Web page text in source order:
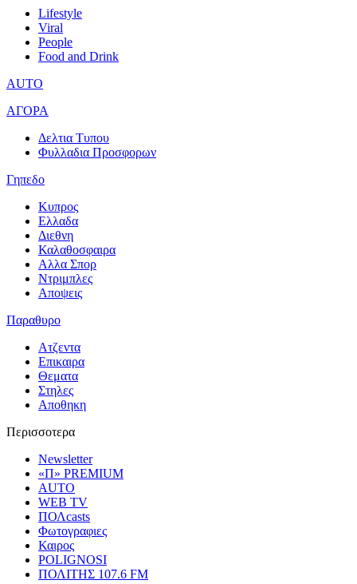
Lifestyle
Viral
People
Food and Drink
AUTO
ΑΓΟΡΑ
Δελτια Τυπου
Φυλλαδια Προσφορων
Γηπεδο
Κυπρος
Ελλαδα
Διεθνη
Καλαθοσφαιρα
Αλλα Σπορ
Ντριμπλες
Αποψεις
Παραθυρο
Ατζεντα
Επικαιρα
Θεματα
Στηλες
Αποθηκη
Περισσοτερα
Newsletter
«Π» PREMIUM
AUTO
WEB TV
ΠΟΛcasts
Φωτογραφιες
Καιρος
POLIGNOSI
ΠΟΛΙΤΗΣ 107.6 FM